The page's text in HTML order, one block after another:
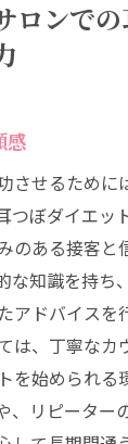
ロンでの
感
させるために
つぼダイエッ
のある接客と
な知識を持ち
アドバイスを
は、丁寧なカ
を始められる
、リピーター